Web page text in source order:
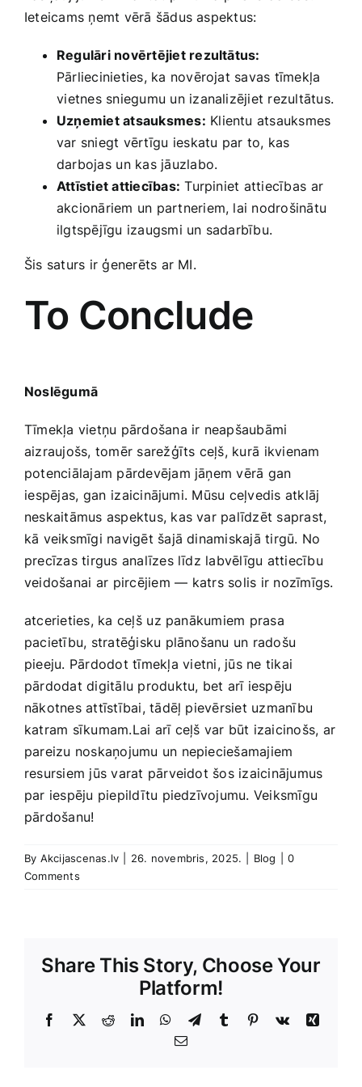
Ieteicams ņemt vērā šādus aspektus:
Regulāri novērtējiet rezultātus:
Pārliecinieties, ka novērojat savas tīmekļa
⁤vietnes sniegumu un izanalizējiet rezultātus.
Uzņemiet atsauksmes: Klientu ​atsauksmes
var sniegt vērtīgu⁣ ieskatu ​par to, kas
darbojas⁢ un kas jāuzlabo.
Attīstiet attiecības: Turpiniet attiecības ⁢ar
akcionāriem un partneriem, lai nodrošinātu
ilgtspējīgu izaugsmi un sadarbību.
Šis saturs ir ģenerēts ar MI.
To ‌Conclude
Noslēgumā
Tīmekļa vietņu pārdošana ir neapšaubāmi
aizraujošs, tomēr sarežģīts ‍ceļš, kurā ⁢ikvienam
potenciālajam pārdevējam jāņem vērā gan
⁣iespējas, ⁢gan ⁤izaicinājumi. Mūsu ceļvedis atklāj
neskaitāmus aspektus, kas var palīdzēt saprast,
kā veiksmīgi navigēt šajā dinamiskajā tirgū. No
precīzas tirgus analīzes līdz labvēlīgu attiecību
veidošanai ar⁣ pircējiem —⁢ katrs solis ir nozīmīgs.
atcerieties, ka ceļš ⁤uz panākumiem prasa
pacietību, stratēģisku plānošanu un radošu
pieeju. Pārdodot tīmekļa ⁤vietni, jūs ne tikai
pārdodat digitālu produktu, bet arī iespēju
nākotnes attīstībai, tādēļ pievērsiet‌ uzmanību ​
katram sīkumam.Lai arī ceļš var būt izaicinošs, ar‌
pareizu noskaņojumu un nepieciešamajiem
resursiem jūs varat pārveidot šos ​izaicinājumus
par‌ iespēju piepildītu piedzīvojumu. Veiksmīgu
pārdošanu!
By Akcijascenas.lv 26. novembris, 2025. Blog
0
Comments
Share This Story, Choose Your
Platform!
Facebook
X RedditLinkedInWhatsApp
TelegramTumblr Pinterest
Vk
Xing
E-